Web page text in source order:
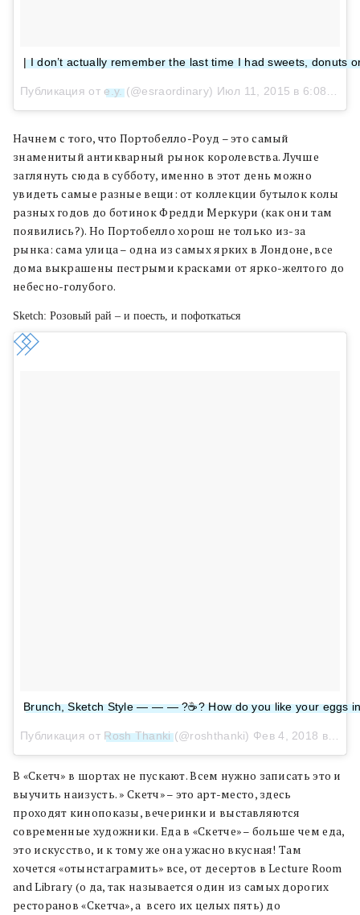
| I don’t actually remember the last time I had sweets, donuts
Публикация от e.y.(@esraordinary) Июл 11, 2015 в 6:08 PDT
Начнем с того, что Портобелло-Роуд – это самый
знаменитый антикварный рынок королевства. Лучше
заглянуть сюда в субботу, именно в этот день можно
увидеть самые разные вещи: от коллекции бутылок колы
разных годов до ботинок Фредди Меркури (как они там
появились?). Но Портобелло хорош не только из-за
рынка: сама улица – одна из самых ярких в Лондоне, все
дома выкрашены пестрыми красками от ярко-желтого до
небесно-голубого.
Sketch: Розовый рай – и поесть, и пофоткаться
Brunch, Sketch Style — — — ?☕? How do you like your eggs
Публикация от Rosh Thanki(@roshthanki) Фев 4, 2018 в 2:00 PST
В «Скетч» в шортах не пускают. Всем нужно записать это и
выучить наизусть. » Скетч» – это арт-место, здесь
проходят кинопоказы, вечеринки и выставляются
современные художники. Еда в «Скетче» – больше чем еда,
это искусство, и к тому же она ужасно вкусная! Там
хочется «отынстаграмить» все, от десертов в Lecture Room
and Library (о да, так называется один из самых дорогих
ресторанов «Скетча», а всего их целых пять) до